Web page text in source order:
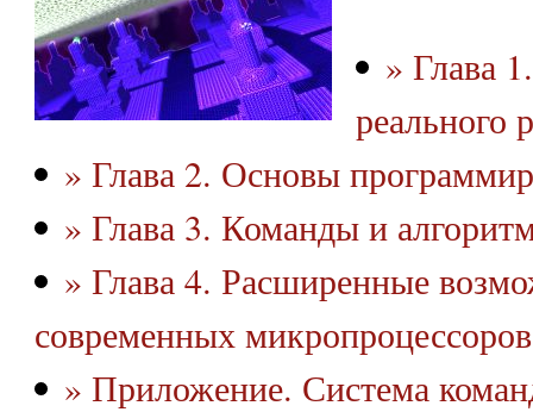
» Глава
реального
» Глава 2. Основы
» Глава 3. Команды и
» Глава 4. Расширенные
современных микропроцессоров
» Приложение. Система